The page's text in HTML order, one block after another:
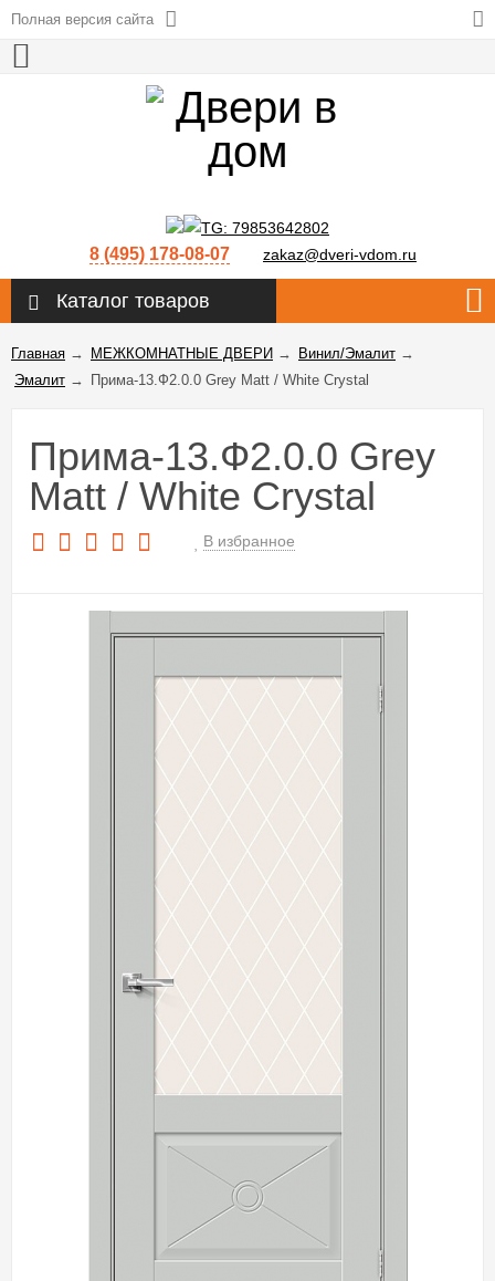
Полная версия сайта
8 (495) 178-08-07 zakaz@dveri-vdom.ru
Каталог товаров
Главная → МЕЖКОМНАТНЫЕ ДВЕРИ → Винил/Эмалит →
Эмалит → Прима-13.Ф2.0.0 Grey Matt / White Сrystal
Прима-13.Ф2.0.0 Grey
Matt / White Сrystal
В избранное